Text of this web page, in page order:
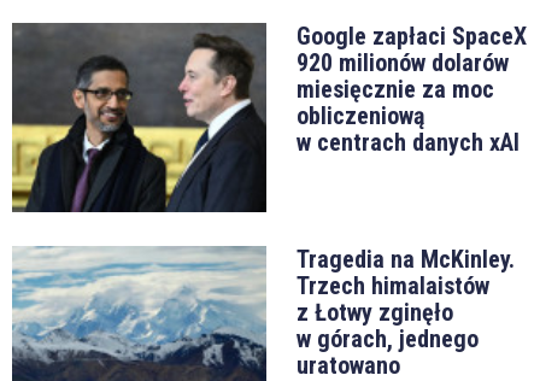
Google zapłaci SpaceX
920 milionów dolarów
miesięcznie za moc
obliczeniową
w centrach danych xAI
Tragedia na McKinley.
Trzech himalaistów
z Łotwy zginęło
w górach, jednego
uratowano